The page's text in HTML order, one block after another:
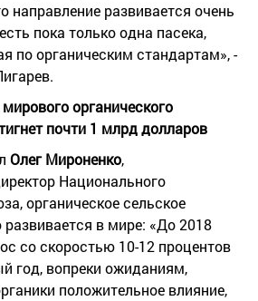
направление развивается очень
пока только одна пасека,
по органическим стандартам», -
органического
почти 1 млрд долларов
Олег Мироненко,
Национального
органическое сельское
развивается в мире: «До 2018
со скоростью 10-12 процентов
год, вопреки ожиданиям,
положительное влияние,